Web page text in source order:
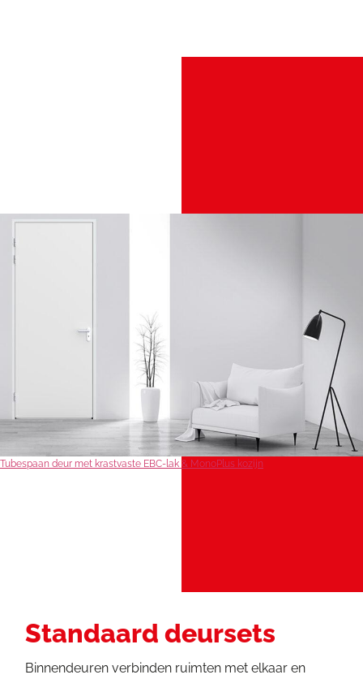
Standaard deursets
Binnendeuren verbinden ruimten met elkaar en
Tubespaan deur met krastvaste EBC-lak & MonoPlus kozijn